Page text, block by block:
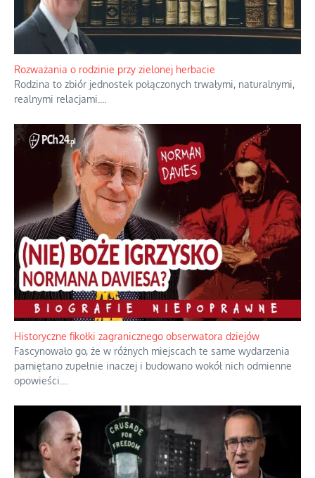
Rozważania o rodzinie przy zielonej herbacie
Rodzina to zbiór jednostek połączonych trwałymi, naturalnymi,
realnymi relacjami.
Historyczne fikołki zagranicznego obserwatora dziejów
Fascynowało go, że w różnych miejscach te same wydarzenia
pamiętano zupełnie inaczej i budowano wokół nich odmienne
opowieści.